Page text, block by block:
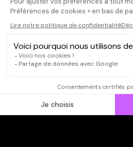
CONNEXION
Qui sommes-nous ?